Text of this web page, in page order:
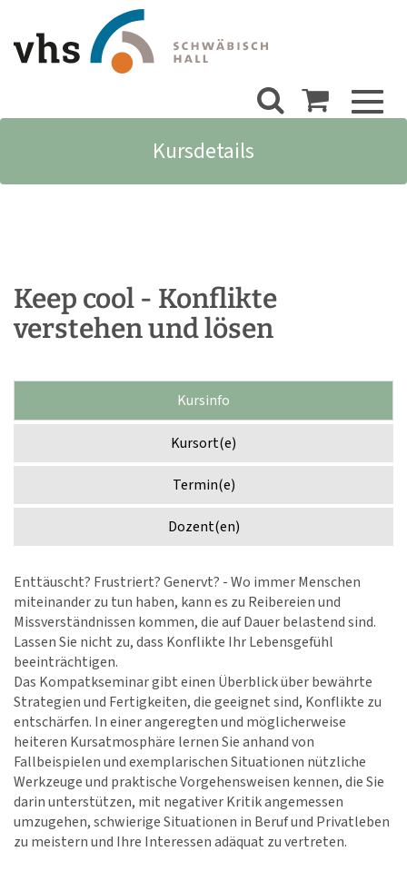
Kursdetails
Keep cool - Konflikte
verstehen und lösen
Kursinfo
Kursort(e)
Termin(e)
Dozent(en)
Enttäuscht? Frustriert? Genervt? - Wo immer Menschen
miteinander zu tun haben, kann es zu Reibereien und
Missverständnissen kommen, die auf Dauer belastend sind.
Lassen Sie nicht zu, dass Konflikte Ihr Lebensgefühl
beeinträchtigen.
Das Kompatkseminar gibt einen Überblick über bewährte
Strategien und Fertigkeiten, die geeignet sind, Konflikte zu
entschärfen. In einer angeregten und möglicherweise
heiteren Kursatmosphäre lernen Sie anhand von
Fallbeispielen und exemplarischen Situationen nützliche
Werkzeuge und praktische Vorgehensweisen kennen, die Sie
darin unterstützen, mit negativer Kritik angemessen
umzugehen, schwierige Situationen in Beruf und Privatleben
zu meistern und Ihre Interessen adäquat zu vertreten.